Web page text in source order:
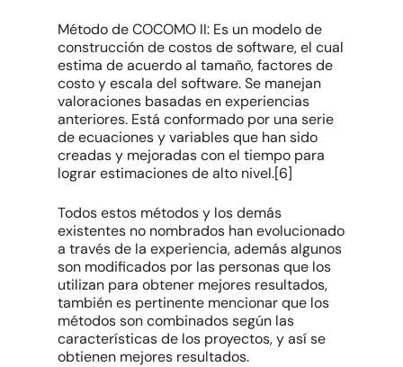
Método de COCOMO II: Es un modelo de
construcción de costos de software, el cual
estima de acuerdo al tamaño, factores de
costo y escala del software. Se manejan
valoraciones basadas en experiencias
anteriores. Está conformado por una serie
de ecuaciones y variables que han sido
creadas y mejoradas con el tiempo para
lograr estimaciones de alto nivel.[6]
Todos estos métodos y los demás
existentes no nombrados han evolucionado
a través de la experiencia, además algunos
son modificados por las personas que los
utilizan para obtener mejores resultados,
también es pertinente mencionar que los
métodos son combinados según las
características de los proyectos, y así se
obtienen mejores resultados.